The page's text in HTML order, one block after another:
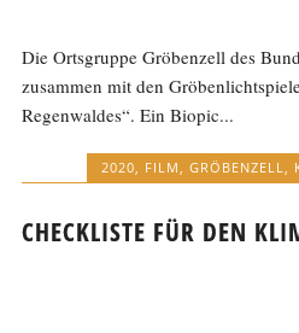
Die Ortsgruppe Gröbenzell des
zusammen mit den
Regenwaldes“. Ein Biopic...
2020, FILM, GRÖBENZELL,
CHECKLISTE FÜR DEN